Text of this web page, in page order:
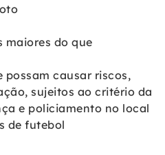
maiores do que
possam causar riscos,
sujeitos ao critério da
e policiamento no local
de futebol